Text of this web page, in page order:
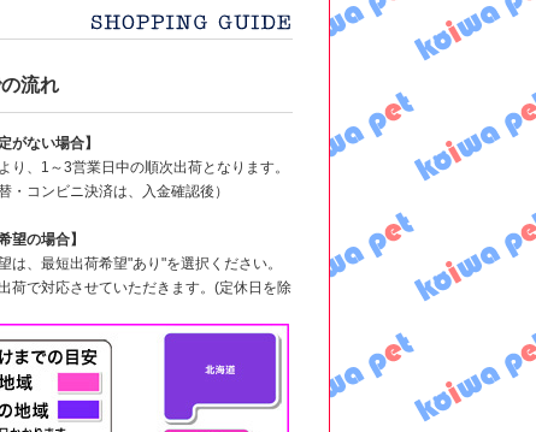
流れ
がない場合】
り、1～3営業日中の順次出荷となります。
・コンビニ決済は、入金確認後）
望の場合】
は、最短出荷希望"あり"を選択ください。
荷で対応させていただきます。(定休日を除